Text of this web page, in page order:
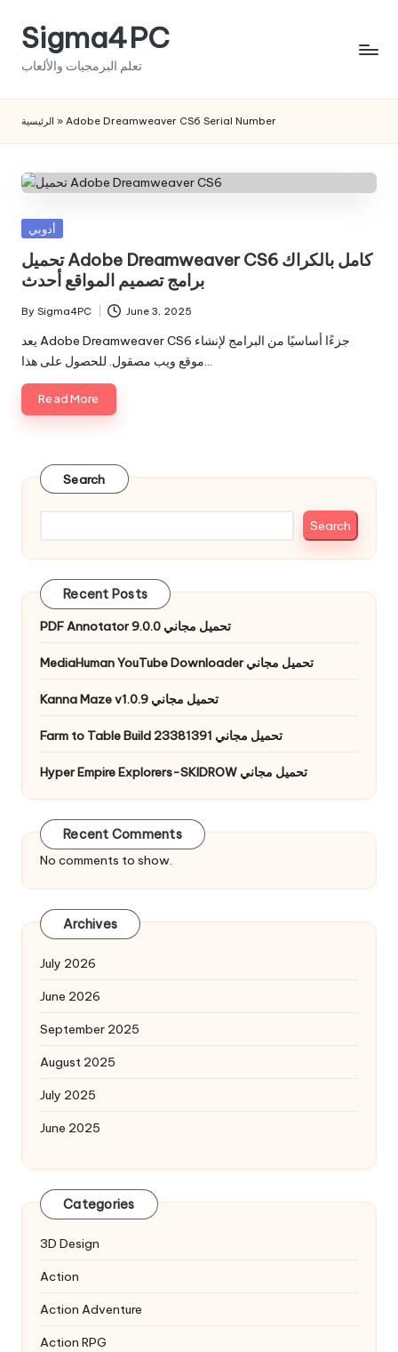
SkipSigma4PC
تعلم البرمجيات والألعاب
الرئيسية » Adobe Dreamweaver CS6 Serial Number
Posted
أدوبي
تحميل Adobe Dreamweaver CS6 كامل بالكراك
برامج تصميم المواقع أحدث
Posted
By Sigma4PC June 3, 2025
يعد Adobe Dreamweaver CS6 جزءًا أساسيًا من البرامج لإنشاء
موقع ويب مصقول. للحصول على هذا…
Read More
Search
Search
Recent Posts
PDF Annotator 9.0.0 تحميل مجاني
MediaHuman YouTube Downloader تحميل مجاني
Kanna Maze v1.0.9 تحميل مجاني
Farm to Table Build 23381391 تحميل مجاني
Hyper Empire Explorers-SKIDROW تحميل مجاني
Recent Comments
No comments to show.
Archives
July 2026
June 2026
September 2025
August 2025
July 2025
June 2025
Categories
3D Design
Action
Action Adventure
Action RPG